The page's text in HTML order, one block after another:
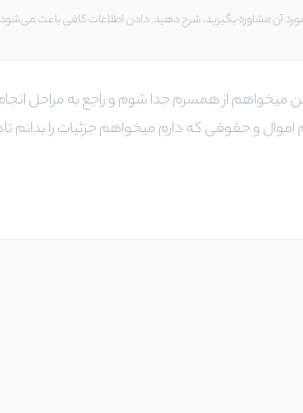
آن مشاوره بگیرید، شرح دهید. دادن اطلاعات کافی باعث می‌شود